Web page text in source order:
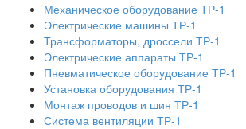
Механическое оборудование ТР-1
Электрические машины ТР-1
Трансформаторы, дроссели ТР-1
Электрические аппараты ТР-1
Пневматическое оборудование ТР-1
Установка оборудования ТР-1
Монтаж проводов и шин ТР-1
Система вентиляции ТР-1